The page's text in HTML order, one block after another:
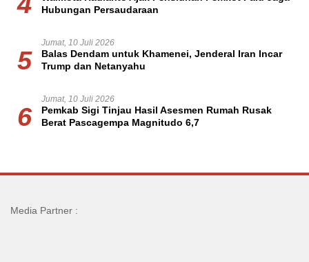
Hubungan Persaudaraan
5
Jumat, 10 Juli 2026
Balas Dendam untuk Khamenei, Jenderal Iran Incar
Trump dan Netanyahu
6
Jumat, 10 Juli 2026
Pemkab Sigi Tinjau Hasil Asesmen Rumah Rusak
Berat Pascagempa Magnitudo 6,7
Media Partner :